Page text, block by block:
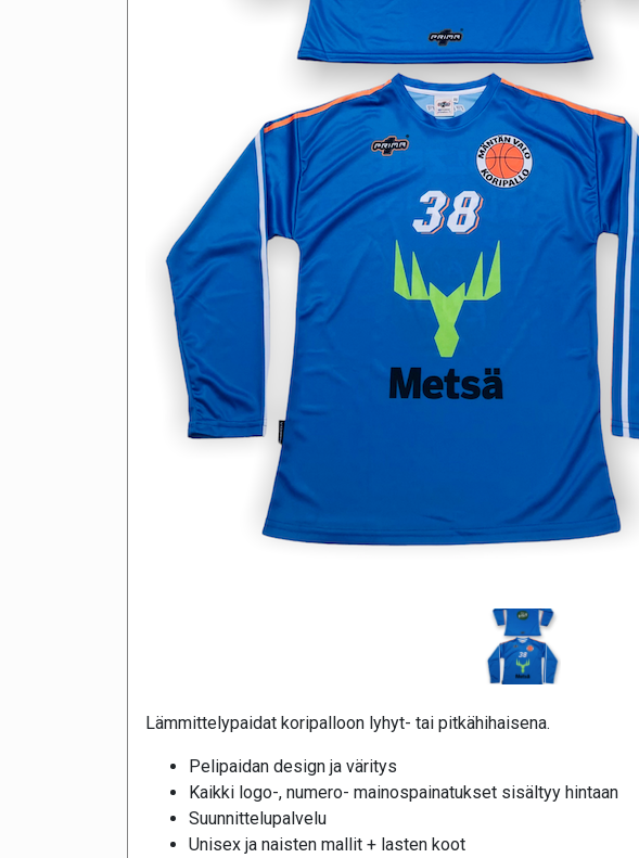
Lämmittelypaidat koripalloon lyhyt- tai pitkähihaisena.
Pelipaidan design ja väritys
Kaikki logo-, numero- mainospainatukset sisältyy hintaan
Suunnittelupalvelu
Unisex ja naisten mallit + lasten koot